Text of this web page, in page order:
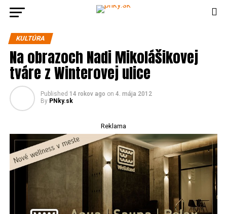
KULTÚRA
Na obrazoch Nadi Mikolášikovej
tváre z Winterovej ulice
Published 14 rokov ago on 4. mája 2012
By PNky.sk
Reklama